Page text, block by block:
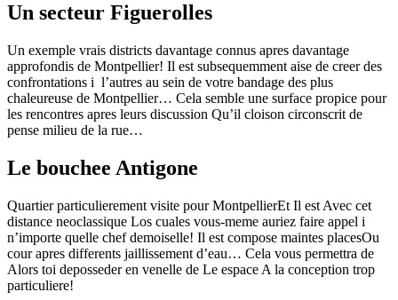
Un secteur Figuerolles
Un exemple vrais districts davantage connus apres davantage
approfondis de Montpellier! Il est subsequemment aise de creer des
confrontations i l’autres au sein de votre bandage des plus
chaleureuse de Montpellier… Cela semble une surface propice pour
les rencontres apres leurs discussion Qu’il cloison circonscrit de
pense milieu de la rue…
Le bouchee Antigone
Quartier particulierement visite pour MontpellierEt Il est Avec cet
distance neoclassique Los cuales vous-meme auriez faire appel i
n’importe quelle chef demoiselle! Il est compose maintes placesOu
cour apres differents jaillissement d’eau… Cela vous permettra de
Alors toi deposseder en venelle de Le espace A la conception trop
particuliere!